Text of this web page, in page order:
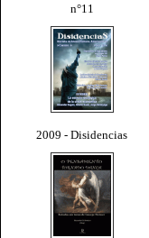
n°11
2009 - Disidencias